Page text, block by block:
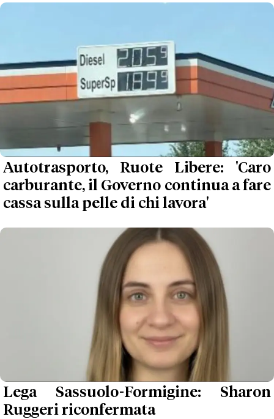
Autotrasporto, Ruote Libere: 'Caro
carburante, il Governo continua a fare
cassa sulla pelle di chi lavora'
Lega Sassuolo-Formigine: Sharon
Ruggeri riconfermata